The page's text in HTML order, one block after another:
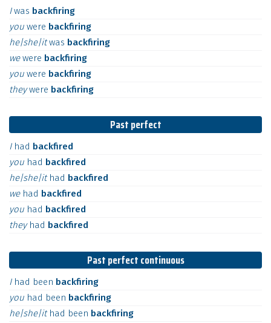
Iwas backfiring
you were backfiring
he|she|itwas backfiring
wewere backfiring
you were backfiring
theywere backfiring
Past perfect
I had backfired
you had backfired
he|she|it had backfired
we had backfired
you had backfired
they had backfired
Past perfect continuous
I had been backfiring
you had been backfiring
he|she|it had been backfiring